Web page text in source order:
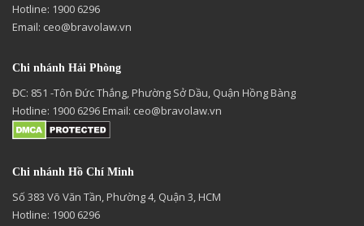
Hotline: 1900 6296
Email: ceo@bravolaw.vn
Chi nhánh Hải Phòng
ĐC: 851 -Tôn Đức Thắng, Phường Sở Dầu, Quận Hồng Bàng
Hotline: 1900 6296 Email: ceo@bravolaw.vn
Chi nhánh Hồ Chí Minh
Số 383 Võ Văn Tần, Phường 4, Quận 3, HCM
Hotline: 1900 6296